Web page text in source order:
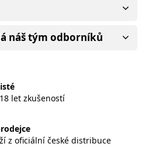
náš tým odborníků
let zkušeností
z oficiální české distribuce